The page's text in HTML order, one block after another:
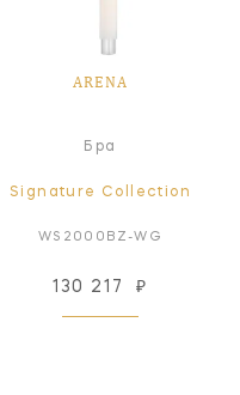
ARENA
Бра
Signature Collection
WS2000BZ-WG
130 217 ₽